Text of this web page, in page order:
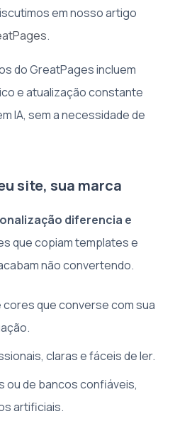
em nosso artigo
.
do GreatPages incluem
e atualização constante
IA, sem a necessidade de
site, sua marca
diferencia e
que copiam templates e
não convertendo.
cores que converse com sua
claras e fáceis de ler.
ou de bancos confiáveis,
artificiais.